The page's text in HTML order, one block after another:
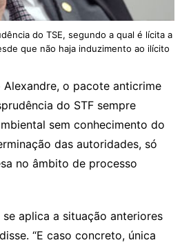
do TSE, segundo a qual é lícita a
que não haja induzimento ao ilícito
o pacote anticrime
do STF sempre
sem conhecimento do
das autoridades, só
no âmbito de processo
se aplica a situação anteriores
“E caso concreto, única